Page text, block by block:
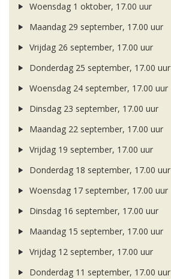
Woensdag 1 oktober, 17.00 uur
Maandag 29 september, 17.00 uur
Vrijdag 26 september, 17.00 uur
Donderdag 25 september, 17.00 uur
Woensdag 24 september, 17.00 uur
Dinsdag 23 september, 17.00 uur
Maandag 22 september, 17.00 uur
Vrijdag 19 september, 17.00 uur
Donderdag 18 september, 17.00 uur
Woensdag 17 september, 17.00 uur
Dinsdag 16 september, 17.00 uur
Maandag 15 september, 17.00 uur
Vrijdag 12 september, 17.00 uur
Donderdag 11 september, 17.00 uur